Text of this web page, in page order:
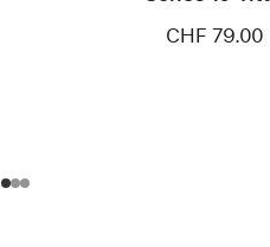
CHF 79.00